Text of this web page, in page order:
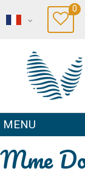
0
MENU
Mme